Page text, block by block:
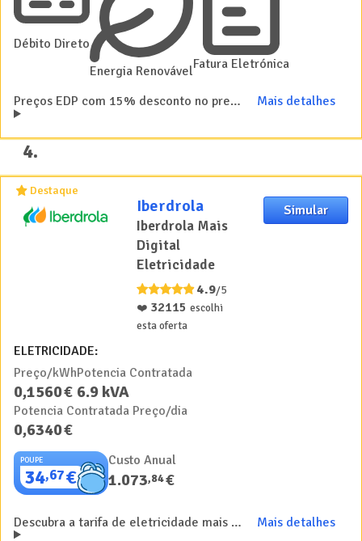
Débito Direto
Energia RenovávelFatura Eletrónica
Preços EDP com 15% desconto no preço de eletricidade Mais detalhes
4.
Destaque
Iberdrola
Iberdrola Mais
Digital
Eletricidade
ELETRICIDADE:
Preço/kWh
0,1560€
Potencia Contratada
6.9 kVA
Potencia Contratada Preço/dia
0,6340€
POUPE
34,67€
Custo Anual
1.073,84€
4.9/5
❤️ 32115 escolhi
esta oferta
Descubra a tarifa de eletricidade mais barata da Iberdrola e ganhe 40€ na adesão Mais detalhes
Simular